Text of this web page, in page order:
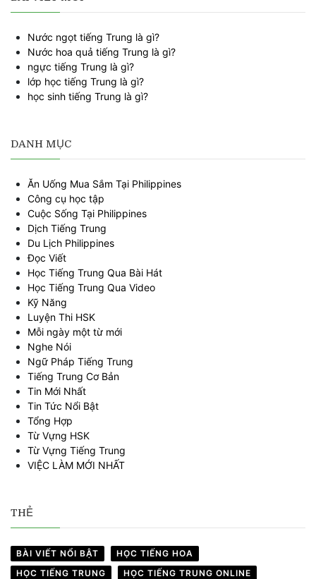
Nước ngọt tiếng Trung là gì?
Nước hoa quả tiếng Trung là gì?
ngực tiếng Trung là gì?
lớp học tiếng Trung là gì?
học sinh tiếng Trung là gì?
DANH MỤC
Ăn Uống Mua Sắm Tại Philippines
Công cụ học tập
Cuộc Sống Tại Philippines
Dịch Tiếng Trung
Du Lịch Philippines
Đọc Viết
Học Tiếng Trung Qua Bài Hát
Học Tiếng Trung Qua Video
Kỹ Năng
Luyện Thi HSK
Mỗi ngày một từ mới
Nghe Nói
Ngữ Pháp Tiếng Trung
Tiếng Trung Cơ Bản
Tin Mới Nhất
Tin Tức Nổi Bật
Tổng Hợp
Từ Vựng HSK
Từ Vựng Tiếng Trung
VIỆC LÀM MỚI NHẤT
THẺ
BÀI VIẾT NỔI BẬT
HỌC TIẾNG HOA
HỌC TIẾNG TRUNG
HỌC TIẾNG TRUNG ONLINE